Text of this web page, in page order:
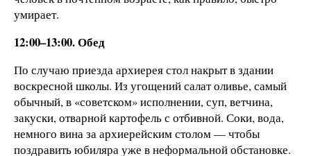
умирает.
12:00–13:00. Обед
По случаю приезда архиерея стол накрыт в здании
воскресной школы. Из угощений салат оливье, самый
обычный, в «советском» исполнении, суп, ветчина,
закуски, отварной картофель с отбивной. Соки, вода,
немного вина за архиерейским столом — чтобы
поздравить юбиляра уже в неформальной обстановке.